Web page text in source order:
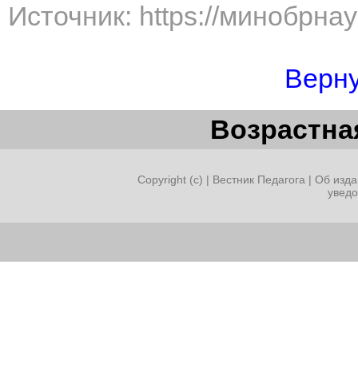
Источник: https://
Copyright (c) | Вестник Педагога | Об